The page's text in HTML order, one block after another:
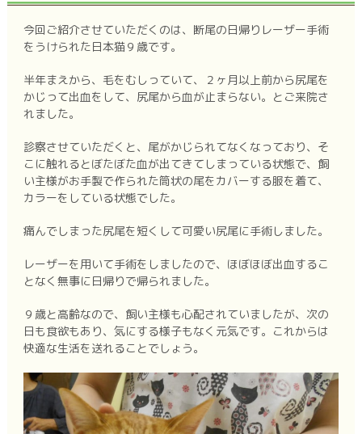
今回ご紹介させていただくのは、断尾の日帰りレーザー手術
をうけられた日本猫９歳です。
半年まえから、毛をむしっていて、２ヶ月以上前から尻尾を
かじって出血をして、尻尾から血が止まらない。とご来院さ
れました。
診察させていただくと、尾がかじられてなくなっており、そ
こに触れるとぼたぼた血が出てきてしまっている状態で、飼
い主様がお手製で作られた筒状の尾をカバーする服を着て、
カラーをしている状態でした。
痛んでしまった尻尾を短くして可愛い尻尾に手術しました。
レーザーを用いて手術をしましたので、ほぼほぼ出血するこ
となく無事に日帰りで帰られました。
９歳と高齢なので、飼い主様も心配されていましたが、次の
日も食欲もあり、気にする様子もなく元気です。これからは
快適な生活を送れることでしょう。